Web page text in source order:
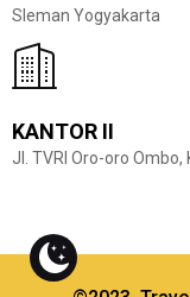
Sleman Yogyakarta
KANTOR II
Jl. TVRI Oro-oro